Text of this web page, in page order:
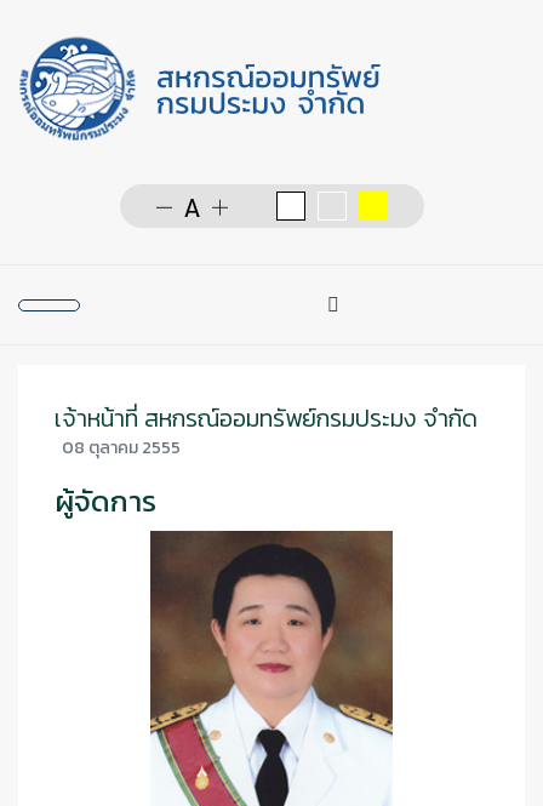
การค้นหา
เจ้าหน้าที่ สหกรณ์ออมทรัพย์กรมประมง จำกัด
08 ตุลาคม 2555
ผู้จัดการ